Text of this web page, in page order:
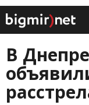
В